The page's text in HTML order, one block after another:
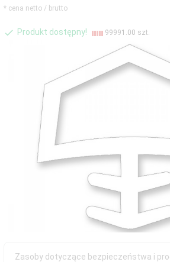
* cena netto / brutto
Produkt dostępny! 99991.00 szt.
Zasoby dotyczące bezpieczeństwa i